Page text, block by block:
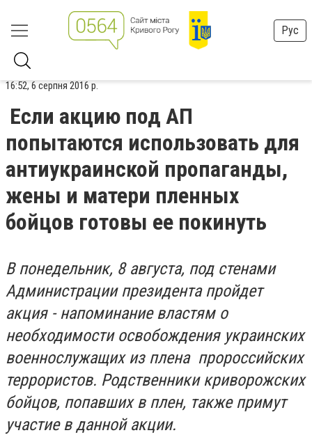
Рус
16:52, 6 серпня 2016 р.
Если акцию под АП
попытаются использовать для
антиукраинской пропаганды,
жены и матери пленных
бойцов готовы ее покинуть
В понедельник, 8 августа, под стенами
Администрации президента пройдет
акция - напоминание властям о
необходимости освобождения украинских
военнослужащих из плена пророссийских
террористов. Родственники криворожских
бойцов, попавших в плен, также примут
участие в данной акции.